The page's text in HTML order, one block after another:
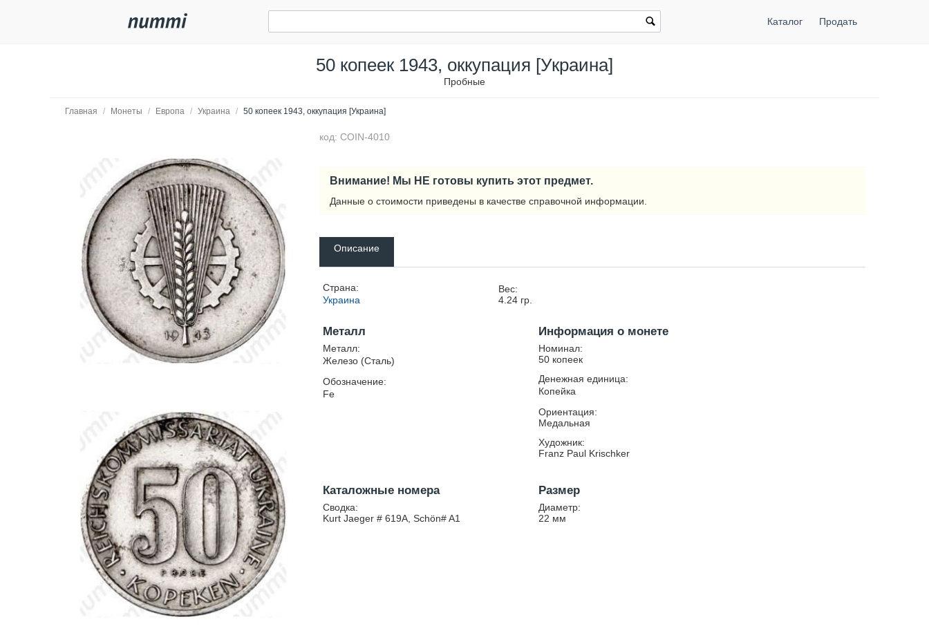
Каталог Продать
50 копеек 1943, оккупация [Украина]
Пробные
Главная / Монеты / Европа / Украина / 50 копеек 1943, оккупация [Украина]
код: COIN-4010
Внимание! Мы НЕ готовы купить этот предмет.
Данные о стоимости приведены в качестве справочной информации.
Описание
Страна:
Украина
Вес:
4.24гр.
Металл
Металл:
Железо (Сталь)
Обозначение:
Fe
Информация о монете
Номинал:
50 копеек
Денежная единица:
Копейка
Ориентация:
Медальная
Художник:
Franz Paul Krischker
Каталожные номера
Сводка:
Kurt Jaeger # 619A, Schön# A1
Размер
Диаметр:
22 мм